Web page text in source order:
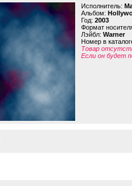
Исполнитель:
Альбом:
Год: 2003
Формат
Лэйбл: Warner
Номер в
Товар
Если он будет